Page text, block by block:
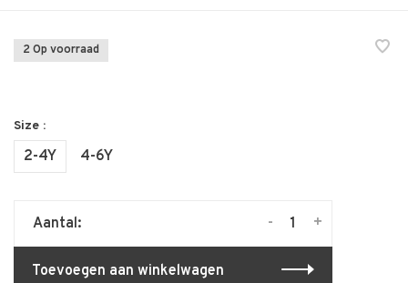
2 Op voorraad
Size :
2-4Y 4-6Y
Aantal: +
-
Toevoegen aan winkelwagen